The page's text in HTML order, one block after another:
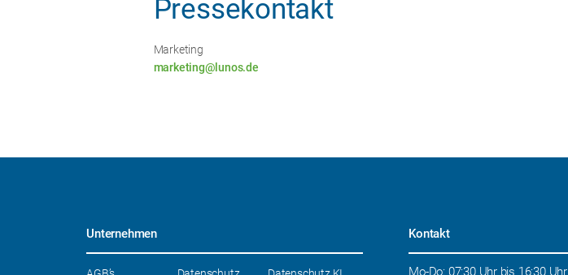
Pressekontakt
Marketing
marketing@lunos.de
Unternehmen
Navigation
Kontakt
Mo-Do: 07:30 Uhr bis 16:30 Uhr